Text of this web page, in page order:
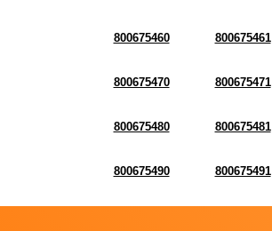
800675460 800675461
800675470 800675471
800675480 800675481
800675490 800675491